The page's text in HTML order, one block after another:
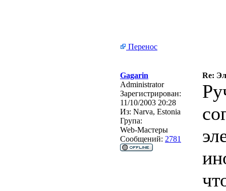
Перенос
Gagarin
Re:
Administrator
Зарегистрирован:
11/10/2003 20:28
Из: Narva, Estonia
Група:
Web-Мастеры
Сообщений: 2781